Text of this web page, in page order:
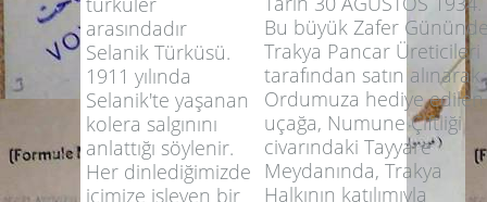
arasındadır
Selanik Türküsü.
1911 yılında
Selanik'te yaşanan
kolera salgınını
anlattığı söylenir.
Her dinlediğimizde
içimize işleyen bir
Bu büyük Zafer
Trakya Pancar Üreticileri
tarafından satın alınarak
Ordumuza hediye edilen
uçağa, Numune Çiftliği
civarındaki Tayyare
Meydanında, Trakya
Halkının katılımıyla